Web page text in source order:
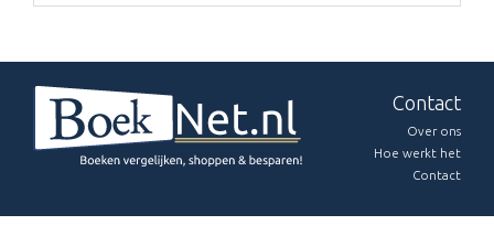
Contact
Over ons
Hoe werkt het
Contact